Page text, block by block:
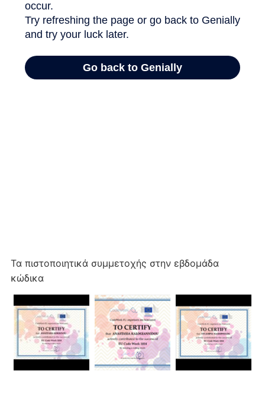
Τα πιστοποιητικά συμμετοχής στην εβδομάδα
κώδικα